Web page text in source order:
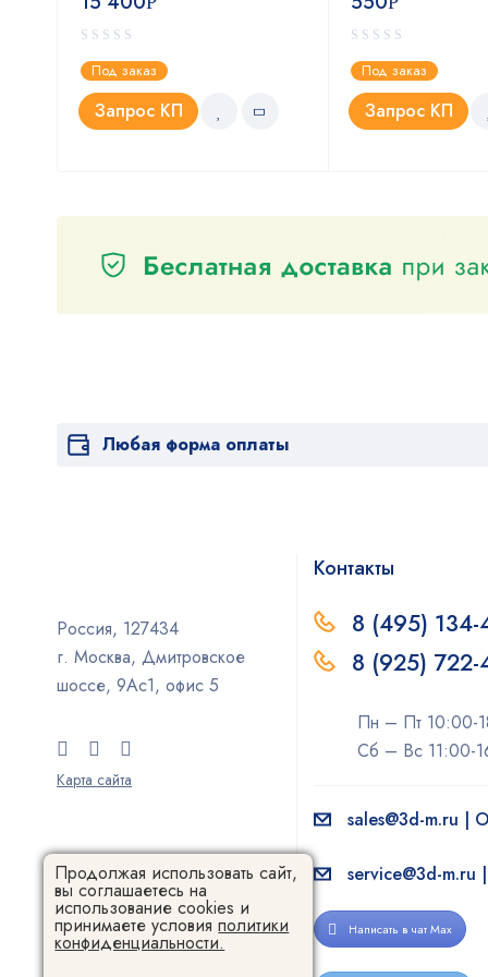
Под заказ
Запрос КП
Под заказ
Запрос КП
Любая форма оплаты
Россия, 127434
г. Москва, Дмитровское
шоссе, 9Ас1, офис 5
Карта сайта
Контакты
8 (495) 134-
8 (925) 722-
Пн – Пт 10:00-
Сб – Вс 11:00-
sales@3d-m.ru |
service@3d-m.ru
Написать в чат Max
Продолжая использовать сайт,
вы соглашаетесь на
использование cookies и
принимаете условияполитики
конфиденциальности.